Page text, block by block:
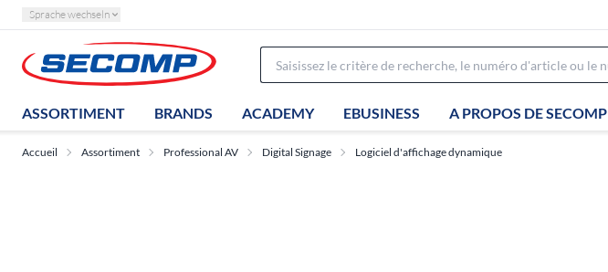
Sprache wechseln
ASSORTIMENT BRANDS ACADEMY EBUSINESS A PROPOS DE SECOMP
Accueil Assortiment Professional AV Digital Signage Logiciel d'affichage dynamique